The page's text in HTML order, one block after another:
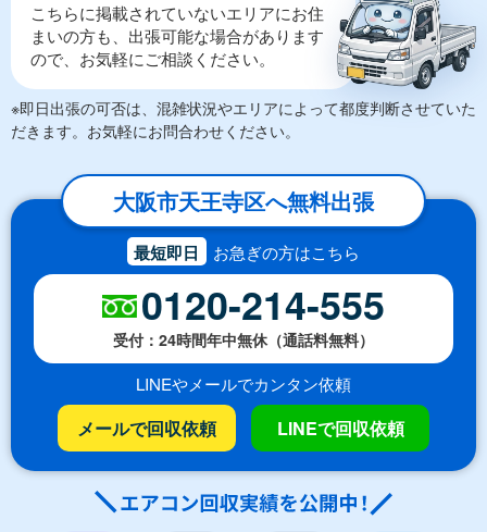
こちらに掲載されていないエリアにお住
まいの方も、出張可能な場合があります
ので、お気軽にご相談ください。
※即日出張の可否は、混雑状況やエリアによって都度判断させていた
だきます。お気軽にお問合わせください。
大阪市天王寺区へ無料出張
最短即日 お急ぎの方はこちら
0120-214-555
受付：24時間年中無休（通話料無料）
LINEやメールでカンタン依頼
メールで回収依頼 LINEで回収依頼